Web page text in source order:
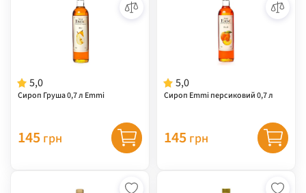
5,0
Сироп Груша 0,7 л Emmi
145 грн
5,0
Сироп Emmi персиковий 0,7 л
145 грн